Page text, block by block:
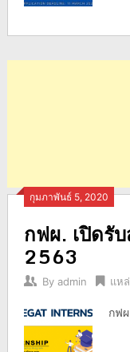
กุมภาพันธ์ 5, 2020
กฟผ. เปิดรั
2563
By admin แห
กฟ